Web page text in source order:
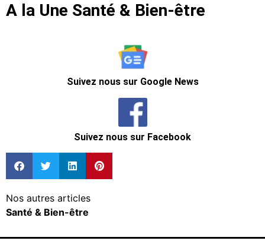
A la Une Santé & Bien-être
Suivez nous sur Google News
Suivez nous sur Facebook
Nos autres articles
Santé & Bien-être